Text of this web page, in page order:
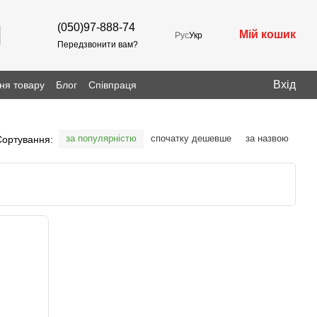
(050)97-888-74
Передзвонити вам?
РусУкр Мій кошик
товару Блог Співпраця Вхід
за популярністю спочатку дешевше за назвою